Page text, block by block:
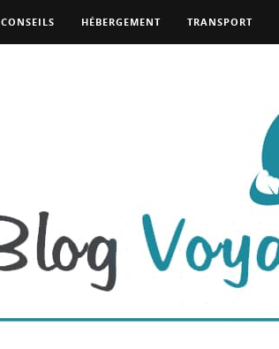
CONSEILS HÉBERGEMENT TRANSPORT